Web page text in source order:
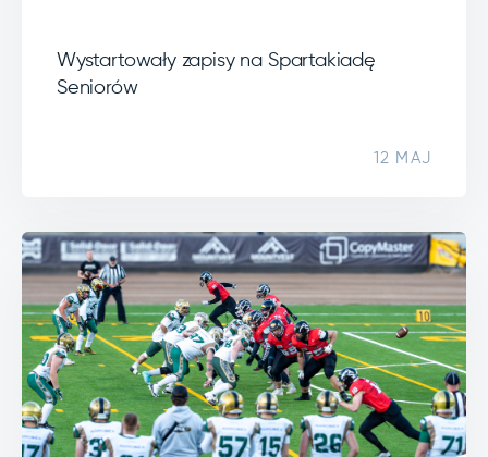
Wystartowały zapisy na Spartakiadę
Seniorów
12 MAJ